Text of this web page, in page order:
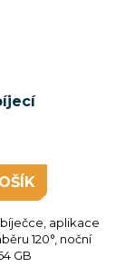
aplikace
120°, noční
GB